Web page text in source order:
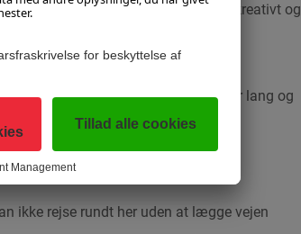
friske fisk tilberedes her specielt kreativt og
berømte vej, der er 48 kilometer lang og
hele vejen. Den storslåede
ikke rejse rundt her uden at lægge vejen